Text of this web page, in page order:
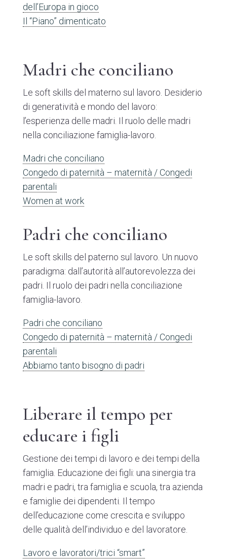
dell’Europa in gioco
Il “Piano” dimenticato
Madri che conciliano
Le soft skills del materno sul lavoro. Desiderio
di generatività e mondo del lavoro:
l’esperienza delle madri. Il ruolo delle madri
nella conciliazione famiglia-lavoro.
Madri che conciliano
Congedo di paternità – maternità / Congedi
parentali
Women at work
Padri che conciliano
Le soft skills del paterno sul lavoro. Un nuovo
paradigma: dall’autorità all’autorevolezza dei
padri. Il ruolo dei padri nella conciliazione
famiglia-lavoro.
Padri che conciliano
Congedo di paternità – maternità / Congedi
parentali
Abbiamo tanto bisogno di padri
Liberare il tempo per
educare i figli
Gestione dei tempi di lavoro e dei tempi della
famiglia. Educazione dei figli: una sinergia tra
madri e padri, tra famiglia e scuola, tra azienda
e famiglie dei dipendenti. Il tempo
dell’educazione come crescita e sviluppo
delle qualità dell’individuo e del lavoratore.
Lavoro e lavoratori/trici “smart”